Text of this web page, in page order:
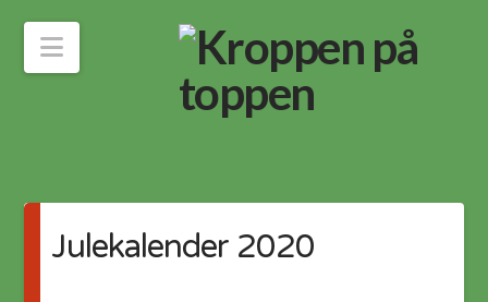
Navigation
Julekalender 2020